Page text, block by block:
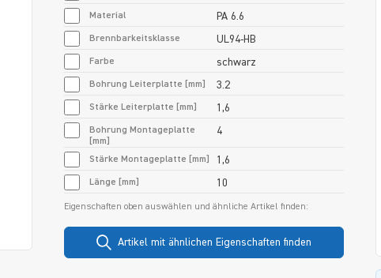
Material PA 6.6
Brennbarkeitsklasse UL94-HB
Farbe schwarz
Bohrung Leiterplatte [mm] 3.2
Stärke Leiterplatte [mm] 1,6
Bohrung Montageplatte
[mm]
4
Stärke Montageplatte [mm] 1,6
Länge [mm] 10
Eigenschaften oben auswählen und ähnliche Artikel finden:
Artikel mit ähnlichen Eigenschaften finden